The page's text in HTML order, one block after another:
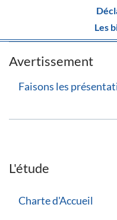
Les
Avertissement
Faisons les
L'étude
Charte d'Accueil